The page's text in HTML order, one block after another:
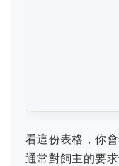
看這份表格，你
通常對飼主的要